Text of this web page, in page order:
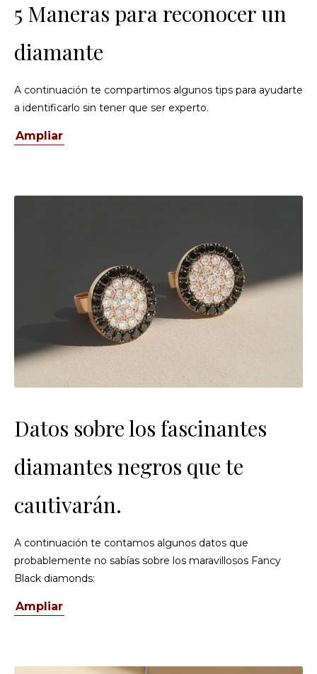
5 Maneras para reconocer un
diamante
A continuación te compartimos algunos tips para ayudarte
a identificarlo sin tener que ser experto.
Ampliar
Datos sobre los fascinantes
diamantes negros que te
cautivarán.
A continuación te contamos algunos datos que
probablemente no sabías sobre los maravillosos Fancy
Black diamonds:
Ampliar